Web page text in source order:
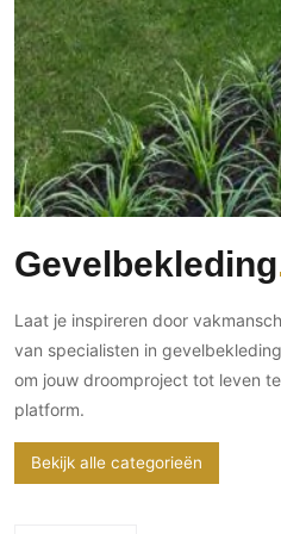
Keukenaccessoires
Keukenkranen
Ramen en deuren
Binnendeuren
Aluminium deuren
Houten deuren
Stalen deuren
Deurbeslag
Raambeslag
Meubelbeslag
Vloeren
Gevelbekleding
Gevelstenen
Houten gevelbekleding
Stucwerk
Schilderwerk buiten
Zonwering
Zonwering buiten
Zakelijk
Horeca
Kantoor
Gevelbekleding
Laat je inspireren door
van specialisten in
om jouw droomproject tot leven
platform.
Bekijk alle categorieën